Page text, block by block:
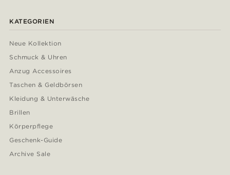
KATEGORIEN
Neue Kollektion
Schmuck & Uhren
Anzug Accessoires
Taschen & Geldbörsen
Kleidung & Unterwäsche
Brillen
Körperpflege
Geschenk-Guide
Archive Sale